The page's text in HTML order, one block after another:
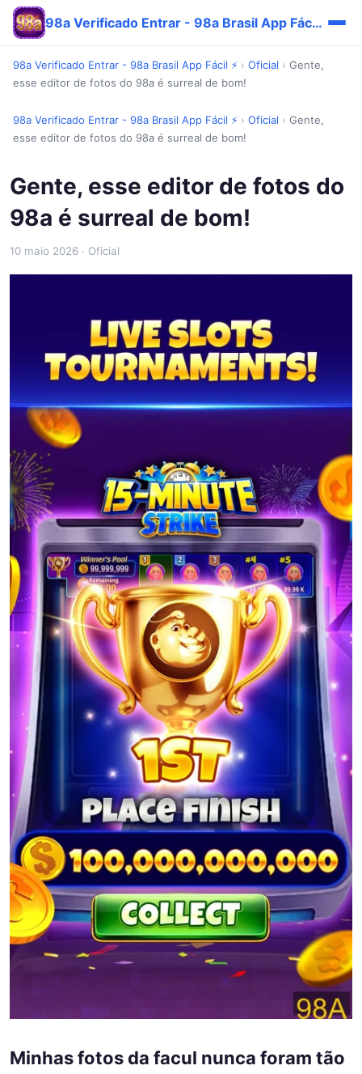
98a Verificado Entrar - 98a Brasil App Fácil ⚡
98a Verificado Entrar - 98a Brasil App Fácil ⚡ › Oficial › Gente,
esse editor de fotos do 98a é surreal de bom!
98a Verificado Entrar - 98a Brasil App Fácil ⚡ › Oficial › Gente,
esse editor de fotos do 98a é surreal de bom!
Gente, esse editor de fotos do
98a é surreal de bom!
10 maio 2026 · Oficial
Minhas fotos da facul nunca foram tão